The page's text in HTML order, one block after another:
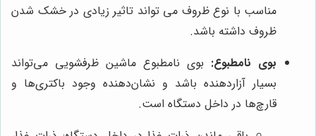
مناسب با نوع ظروف می تواند تاثیر زیادی در خشک شدن
ظروف داشته باشد.
بوی نامطبوع: بوی نامطبوع ماشین ظرفشویی می‌تواند
بسیار آزاردهنده باشد و نشان‌دهنده وجود باکتری‌ها و
قارچ‌ها در داخل دستگاه است.